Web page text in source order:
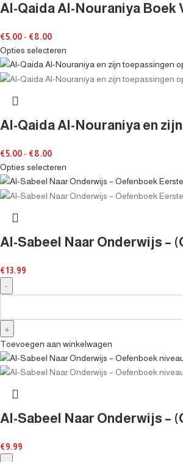
Al-Qaida Al-Nouraniya Boek
€5.00- €8.00
Opties selecteren
Al-Qaida Al-Nouraniya en
€5.00- €8.00
Opties selecteren
Al-Sabeel Naar Onderwijs –
€13.99
Toevoegen aan winkelwagen
Al-Sabeel Naar Onderwijs –
€9.99